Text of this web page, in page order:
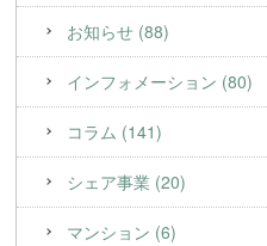
お知らせ (88)
インフォメーション (80)
コラム (141)
シェア事業 (20)
マンション (6)